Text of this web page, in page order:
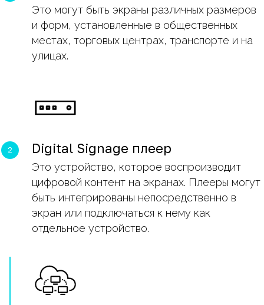
Это могут быть экраны различных размеров
и форм, установленные в общественных
местах, торговых центрах, транспорте и на
улицах.
Digital Signage плеер
Это устройство, которое воспроизводит
цифровой контент на экранах. Плееры могут
быть интегрированы непосредственно в
экран или подключаться к нему как
отдельное устройство.